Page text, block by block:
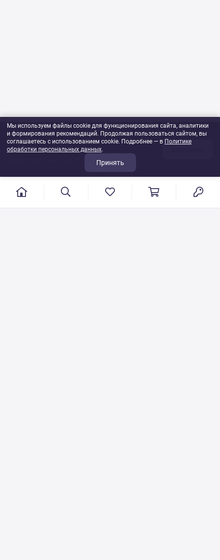
470 ₽
1шт
Мы используем файлы cookie для функционирования сайта, аналитики
и формирования рекомендаций. Продолжая пользоваться сайтом, вы
соглашаетесь с использованием cookie. Подробнее — в Политике
обработки персональных данных.
Принять